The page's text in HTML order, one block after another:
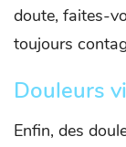
doute, faites-
toujours
Douleurs
Enfin, des